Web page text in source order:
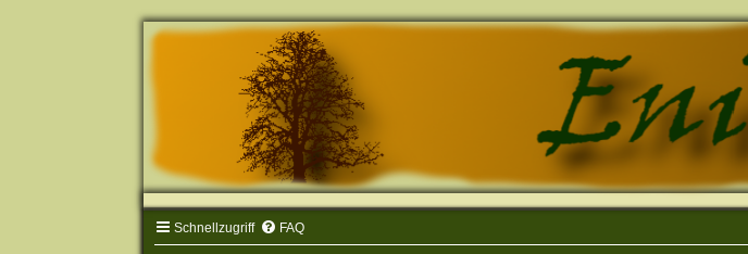
Schnellzugriff FAQ